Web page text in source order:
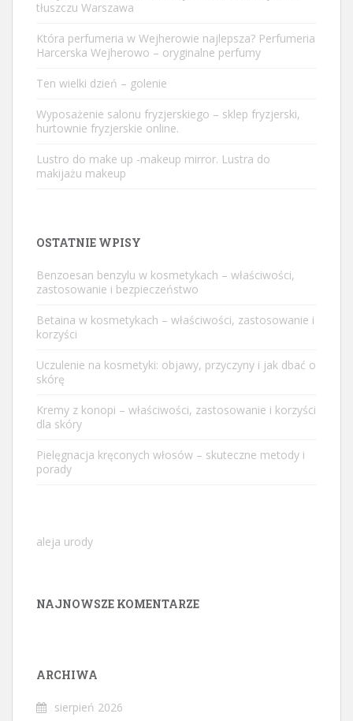
tłuszczu Warszawa
Która perfumeria w Wejherowie najlepsza? Perfumeria
Harcerska Wejherowo – oryginalne perfumy
Ten wielki dzień – golenie
Wyposażenie salonu fryzjerskiego – sklep fryzjerski,
hurtownie fryzjerskie online.
Lustro do make up -makeup mirror. Lustra do
makijażu makeup
OSTATNIE WPISY
Benzoesan benzylu w kosmetykach – właściwości,
zastosowanie i bezpieczeństwo
Betaina w kosmetykach – właściwości, zastosowanie i
korzyści
Uczulenie na kosmetyki: objawy, przyczyny i jak dbać o
skórę
Kremy z konopi – właściwości, zastosowanie i korzyści
dla skóry
Pielęgnacja kręconych włosów – skuteczne metody i
porady
aleja urody
NAJNOWSZE KOMENTARZE
ARCHIWA
sierpień 2026